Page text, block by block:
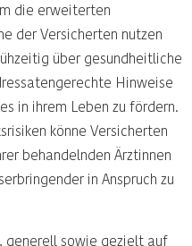
die erweiterten
der Versicherten nutzen
über gesundheitliche
Hinweise
in ihrem Leben zu fördern.
könne Versicherten
behandelnden Ärztinnen
in Anspruch zu
generell sowie gezielt auf